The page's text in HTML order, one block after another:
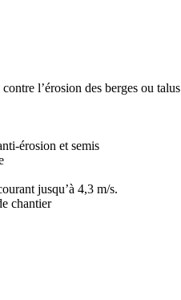
l’érosion des berges ou talus
érosion et semis
jusqu’à 4,3 m/s.
chantier